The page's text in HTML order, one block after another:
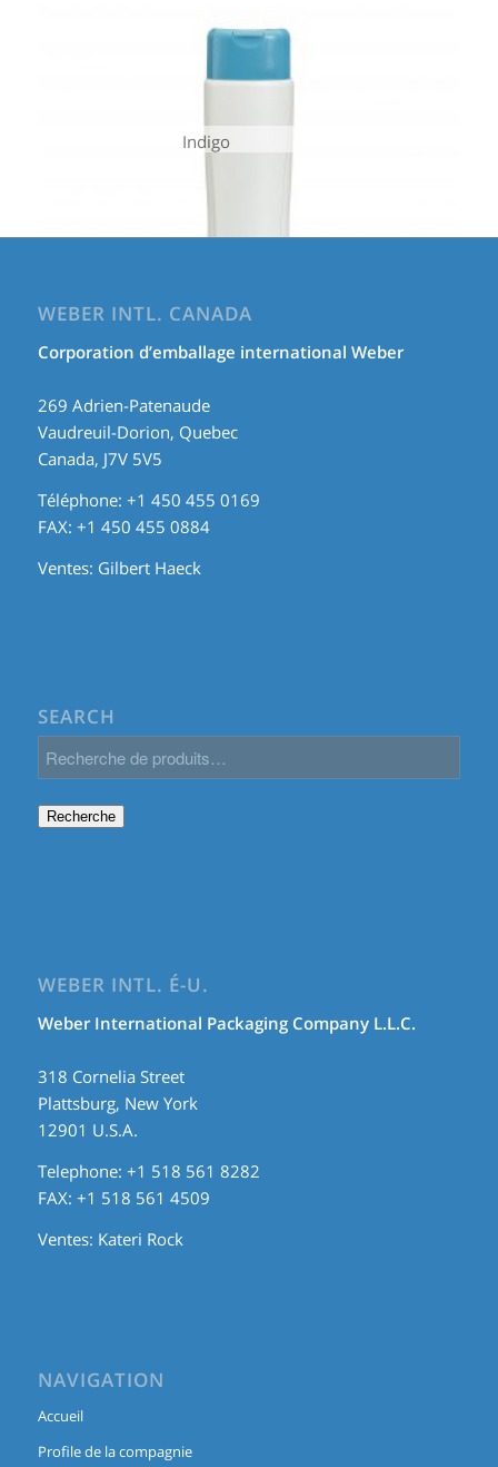
Indigo
WEBER INTL. CANADA
Corporation d’emballage international Weber
269 Adrien-Patenaude
Vaudreuil-Dorion, Quebec
Canada, J7V 5V5
Téléphone: +1 450 455 0169
FAX: +1 450 455 0884
Ventes: Gilbert Haeck
SEARCH
Recherche
WEBER INTL. É-U.
Weber International Packaging Company L.L.C.
318 Cornelia Street
Plattsburg, New York
12901 U.S.A.
Telephone: +1 518 561 8282
FAX: +1 518 561 4509
Ventes: Kateri Rock
NAVIGATION
Accueil
Profile de la compagnie